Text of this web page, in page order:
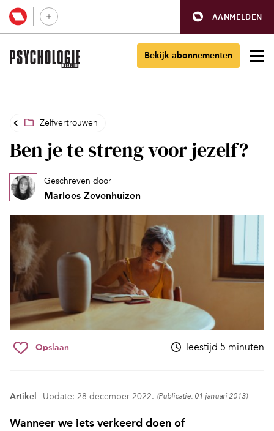
AANMELDEN
Bekijk abonnementen
Zelfvertrouwen
Ben je te streng voor jezelf?
Geschreven door
Marloes Zevenhuizen
Opslaan leestijd 5 minuten
Artikel Update: 28 december 2022. (Publicatie: 01 januari 2013)
Wanneer we iets verkeerd doen of